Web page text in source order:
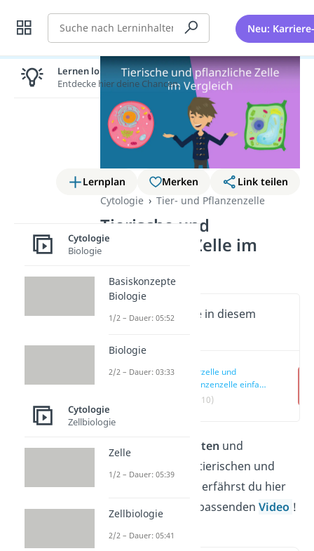
Suche Neu:
Lernplan Merken
Link teilen
Cytologie
Tier- und Pflanzenzelle
Tierische und
pflanzliche Zelle im
Wichtige Inhalte in diesem
Tierzelle und
Pflanzenzelle einfach
erklärt
(00:10)
DieGemeinsamkeiten und
von tierischen und
pflanzlichen Zellen erfährst du hier
im Beitrag und im passendenVideo !
Lernen lohnt sich!
Entdecke hier deine Chancen.
Cytologie
Biologie
Basiskonzepte
Biologie
1/2 – Dauer: 05:52
Biologie
2/2 – Dauer: 03:33
Cytologie
Zellbiologie
Zelle
1/2 – Dauer: 05:39
Zellbiologie
2/2 – Dauer: 05:41